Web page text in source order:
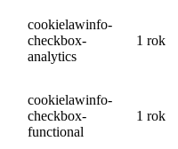
cookielawinfo-
checkbox-
analytics
1 rok
cookielawinfo-
checkbox-
functional
1 rok